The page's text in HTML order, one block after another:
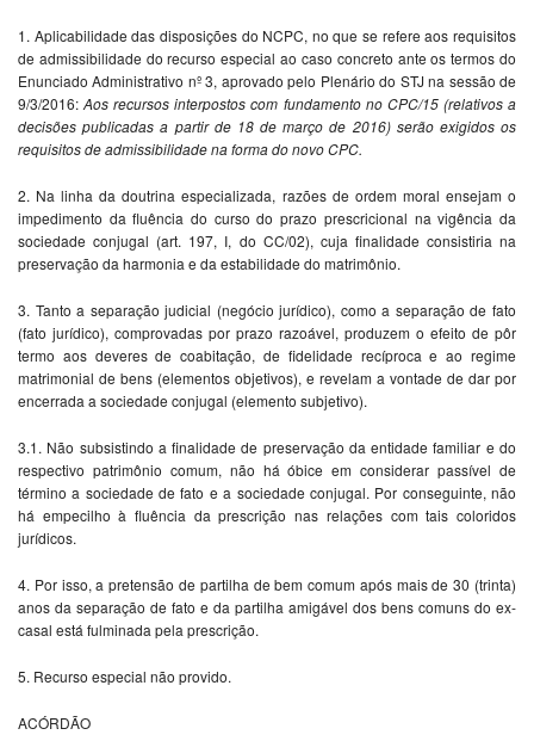
1. Aplicabilidade das disposições do NCPC, no que se refere aos requisitos
de admissibilidade do recurso especial ao caso concreto ante os termos do
Enunciado Administrativo nº 3, aprovado pelo Plenário do STJ na sessão de
9/3/2016:Aos recursos interpostos com fundamento no CPC/15 (relativos a
decisões publicadas a partir de 18 de março de 2016) serão exigidos os
requisitos de admissibilidade naforma do novo CPC.
2. Na linha da doutrina especializada, razões de ordem moral ensejam o
impedimento da fluência do curso do prazo prescricional na vigência da
sociedade conjugal (art. 197, I, do CC/02), cuja finalidade consistiria na
preservação da harmonia e da estabilidade do matrimônio.
3. Tanto a separação judicial (negócio jurídico), como a separação de fato
(fato jurídico), comprovadas por prazo razoável, produzem o efeito de pôr
termo aos deveres de coabitação, de fidelidade recíproca e ao regime
matrimonial de bens (elementos objetivos), e revelam a vontade de dar por
encerrada a sociedade conjugal (elemento subjetivo).
3.1. Não subsistindo a finalidade de preservação da entidade familiar e do
respectivo patrimônio comum, não há óbice em considerar passível de
término a sociedade de fato e a sociedade conjugal. Por conseguinte, não
há empecilho à fluência da prescrição nas relações com tais coloridos
jurídicos.
4. Por isso, a pretensão de partilha de bem comum após mais de 30 (trinta)
anos da separação de fato e da partilha amigável dos bens comuns do ex-
casal está fulminada pela prescrição.
5. Recurso especial não provido.
ACÓRDÃO